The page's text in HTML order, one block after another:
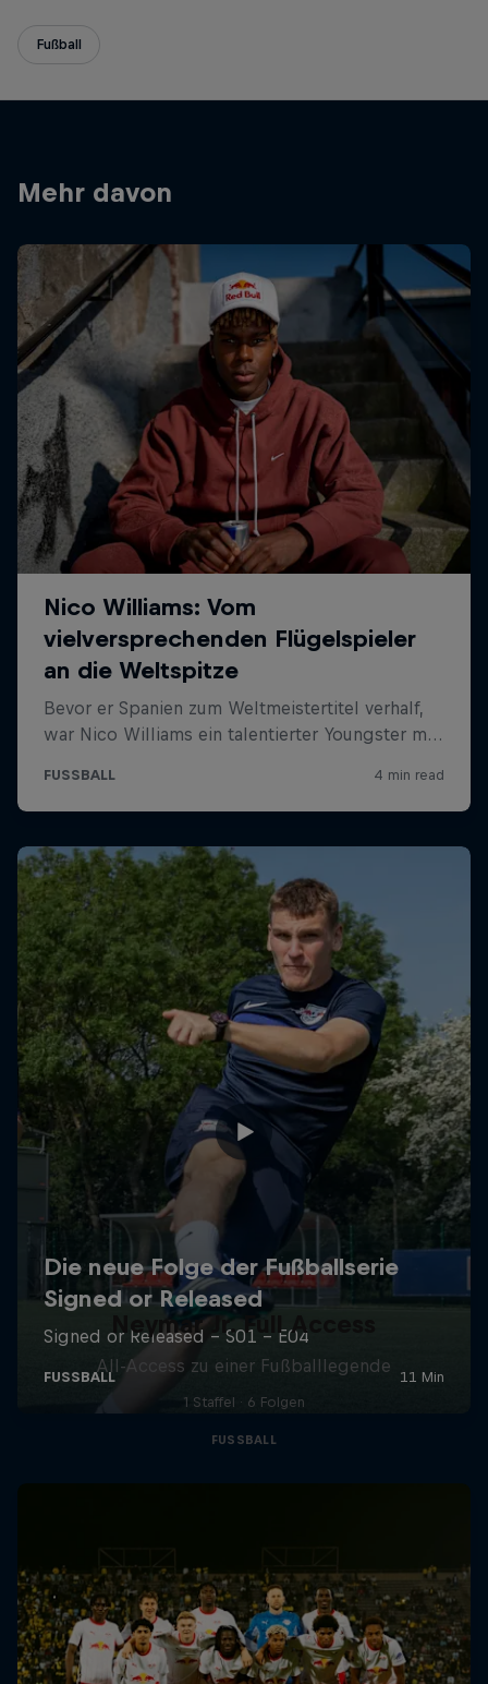
Fußball
Mehr davon
Neymar Jr. Full Access
All-Access zu einer Fußballlegende
1 Staffel · 6 Folgen
FUSSBALL